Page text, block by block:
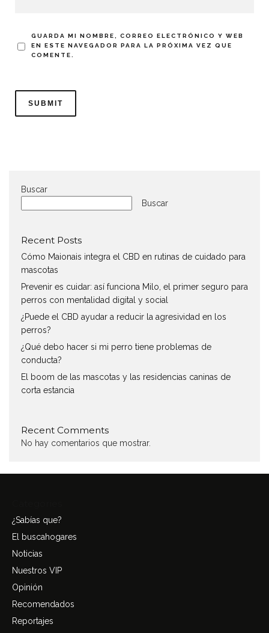
GUARDA MI NOMBRE, CORREO ELECTRÓNICO Y WEB
EN ESTE NAVEGADOR PARA LA PRÓXIMA VEZ QUE
COMENTE.
Buscar
Buscar
Recent Posts
Cómo Maionais integra el CBD en rutinas de cuidado para
mascotas
Prevenir es cuidar: así funciona Milo, el primer seguro para
perros con mentalidad digital y social
¿Puede el CBD ayudar a reducir la agresividad en los
perros?
¿Qué debo hacer si mi perro tiene problemas de
conducta?
El boom de las mascotas y las residencias caninas de
corta estancia
Recent Comments
No hay comentarios que mostrar.
¿Sabías que?
El buscahogares
Noticias
Nuestros VIP
Opinión
Recomendados
Reportajes